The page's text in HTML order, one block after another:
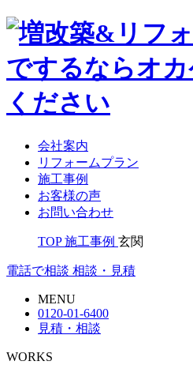
会社案内
リフォームプラン
施工事例
お客様の声
お問い合わせ
TOP 施工事例 玄関
電話で相談 相談・見積
MENU
0120-01-6400
見積・相談
WORKS